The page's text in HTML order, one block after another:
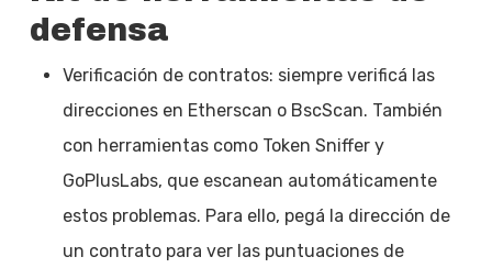
defensa
Verificación de contratos: siempre verificá las
direcciones en Etherscan o BscScan. También
con herramientas como Token Sniffer y
GoPlusLabs, que escanean automáticamente
estos problemas. Para ello, pegá la dirección de
un contrato para ver las puntuaciones de